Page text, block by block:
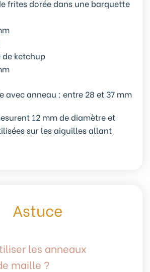
frites dorée dans une barquette
ketchup
avec anneau : entre 28 et 37 mm
12 mm de diamètre et
sur les aiguilles allant
Astuce
les anneaux
maille ?